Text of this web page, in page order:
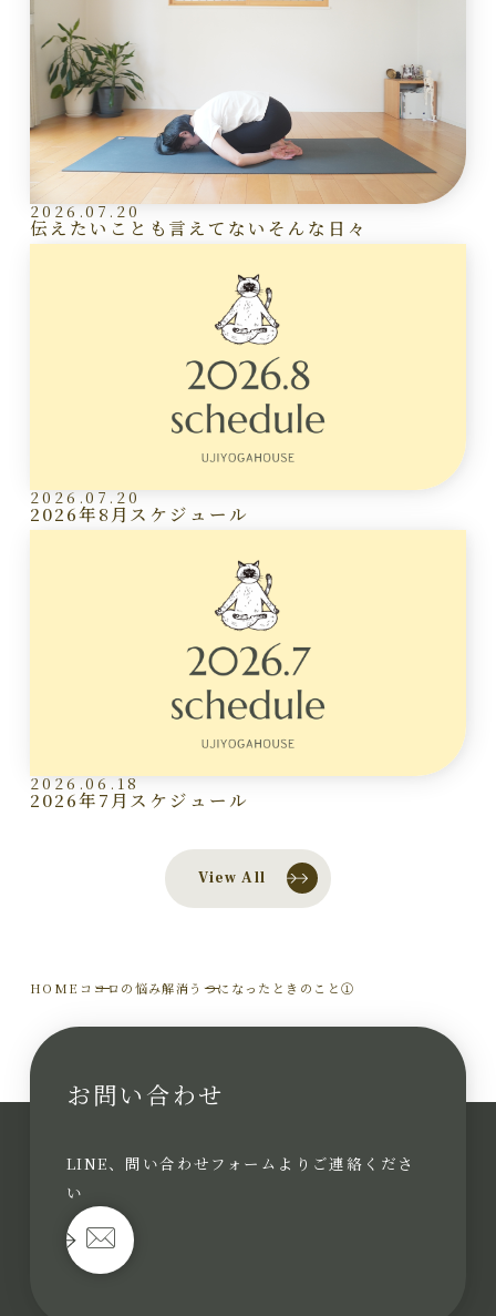
2026.07.20
伝えたいことも言えてないそんな日々
2026.07.20
2026年8月スケジュール
2026.06.18
2026年7月スケジュール
View All
HOME ココロの悩み解消うつになったときのこと①
お問い合わせ
LINE、問い合わせフォームよりご連絡くださ
い